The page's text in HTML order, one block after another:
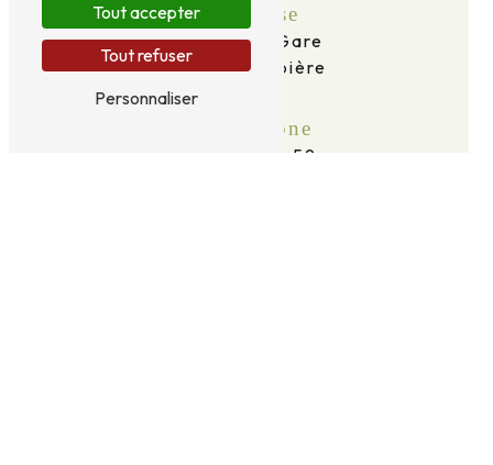
Adresse
2 Av. de la Gare
63120 Courpière
Téléphone
06 69 16 96 59
Tout accepter
Tout refuser
Personnaliser